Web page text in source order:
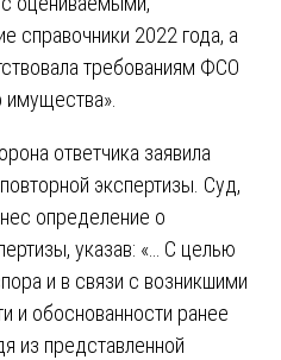
справочники 2022 года, а
требованиям ФСО
ответчика заявила
экспертизы. Суд,
определение о
указав: «… С целью
и в связи с возникшими
и обоснованности ранее
из представленной